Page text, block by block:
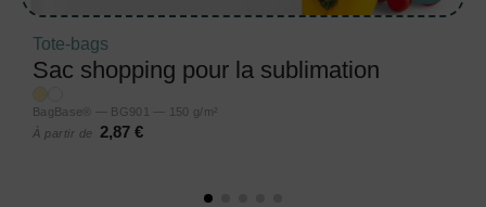
Tote-bags
Sac shopping pour la sublimation
BagBase® — BG901 — 150 g/m²
À partir de
2,87 €